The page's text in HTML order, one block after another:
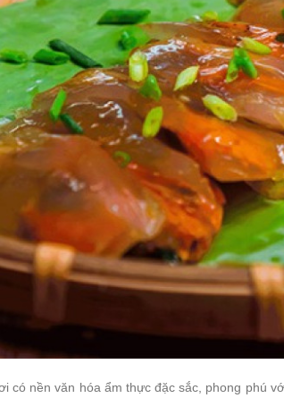
có nền văn hóa ẩm thực đặc sắc, phong phú